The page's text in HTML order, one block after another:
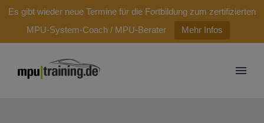
Es gibt wieder neue Termine für die Fortbildung zum zertifizierten
MPU-System-Coach / MPU-Berater
Mehr Infos
modal-check